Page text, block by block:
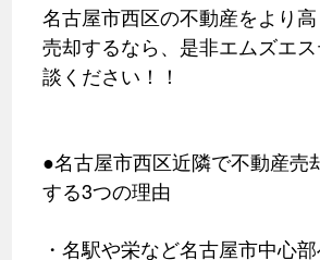
名古屋市西区の不動産をより高
売却するなら、是非エムズエ
談ください！！
●名古屋市西区近隣で不動産売
する3つの理由
・名駅や栄など名古屋市中心